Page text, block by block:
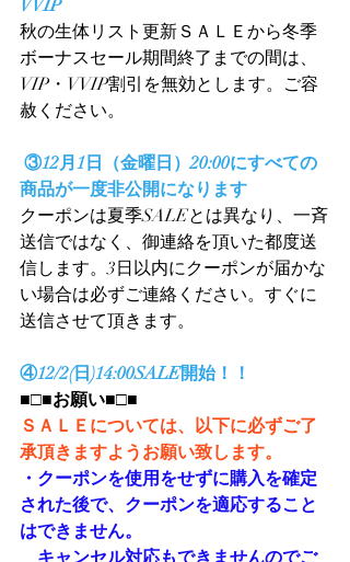
VVIP
秋の生体リスト更新ＳＡＬＥから冬季
ボーナスセール期間終了までの間は、
VIP・VVIP割引を無効とします。ご容
赦ください。
③12月1日（金曜日）20:00にすべての
商品が一度非公開になります
クーポンは夏季SALEとは異なり、一斉
送信ではなく、御連絡を頂いた都度送
信します。3日以内にクーポンが届かな
い場合は必ずご連絡ください。すぐに
送信させて頂きます。
④12/2(日)14:00SALE開始！！
■□■お願い■□■
ＳＡＬＥについては、以下に必ずご了
承頂きますようお願い致します。
・クーポンを使用をせずに購入を確定
された後で、クーポンを適応すること
はできません。